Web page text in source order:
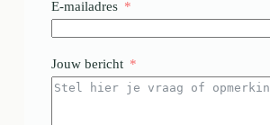
E-mailadres
Jouw bericht